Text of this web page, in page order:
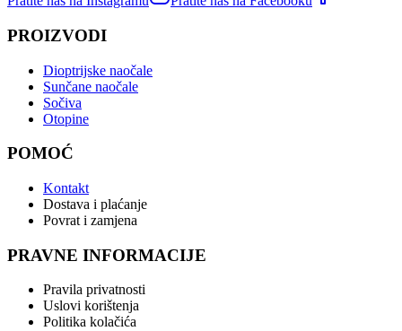
PROIZVODI
Dioptrijske naočale
Sunčane naočale
Sočiva
Otopine
POMOĆ
Kontakt
Dostava i plaćanje
Povrat i zamjena
PRAVNE INFORMACIJE
Pravila privatnosti
Uslovi korištenja
Politika kolačića